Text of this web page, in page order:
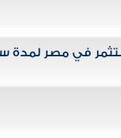
في مصر لمدة